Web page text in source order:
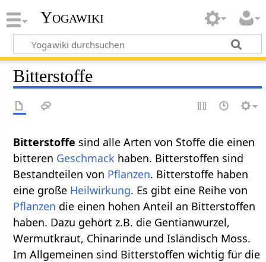
Yogawiki
Bitterstoffe
Bitterstoffe sind alle Arten von Stoffe die einen
bitteren Geschmack haben. Bitterstoffen sind
Bestandteilen von Pflanzen. Bitterstoffe haben
eine große Heilwirkung. Es gibt eine Reihe von
Pflanzen die einen hohen Anteil an Bitterstoffen
haben. Dazu gehört z.B. die Gentianwurzel,
Wermutkraut, Chinarinde und Isländisch Moss.
Im Allgemeinen sind Bitterstoffen wichtig für die